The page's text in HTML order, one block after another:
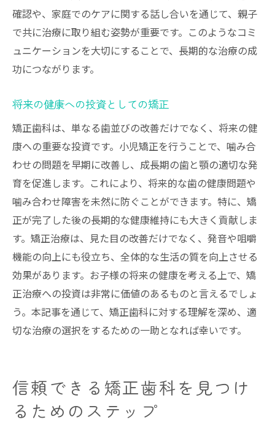
確認や、家庭でのケアに関する話し合いを通じて、親子
で共に治療に取り組む姿勢が重要です。このようなコミ
ュニケーションを大切にすることで、長期的な治療の成
功につながります。
将来の健康への投資としての矯正
矯正歯科は、単なる歯並びの改善だけでなく、将来の健
康への重要な投資です。小児矯正を行うことで、噛み合
わせの問題を早期に改善し、成長期の歯と顎の適切な発
育を促進します。これにより、将来的な歯の健康問題や
噛み合わせ障害を未然に防ぐことができます。特に、矯
正が完了した後の長期的な健康維持にも大きく貢献しま
す。矯正治療は、見た目の改善だけでなく、発音や咀嚼
機能の向上にも役立ち、全体的な生活の質を向上させる
効果があります。お子様の将来の健康を考える上で、矯
正治療への投資は非常に価値のあるものと言えるでしょ
う。本記事を通じて、矯正歯科に対する理解を深め、適
切な治療の選択をするための一助となれば幸いです。
信頼できる矯正歯科を見つけ
るためのステップ